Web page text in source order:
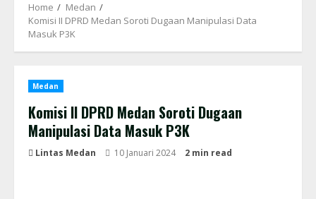
Home
Medan
Komisi II DPRD Medan Soroti Dugaan Manipulasi Data
Masuk P3K
Medan
Komisi II DPRD Medan Soroti Dugaan
Manipulasi Data Masuk P3K
Lintas Medan 10 Januari 2024 2 min read